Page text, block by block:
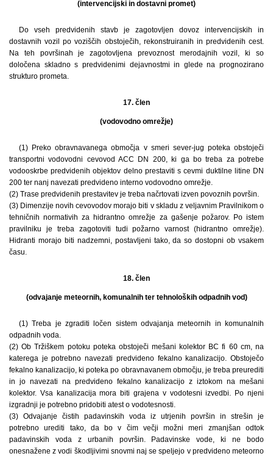
(intervencijski in dostavni promet)
Do vseh predvidenih stavb je zagotovljen dovoz intervencijskih in
dostavnih vozil po voziščih obstoječih, rekonstruiranih in predvidenih cest.
Na teh površinah je zagotovljena prevoznost merodajnih vozil, ki so
določena skladno s predvidenimi dejavnostmi in glede na prognozirano
strukturo prometa.
17. člen
(vodovodno omrežje)
(1) Preko obravnavanega območja v smeri sever-jug poteka obstoječi
transportni vodovodni cevovod ACC DN 200, ki ga bo treba za potrebe
vodooskrbe predvidenih objektov delno prestaviti s cevmi duktilne litine DN
200 ter nanj navezati predvideno interno vodovodno omrežje.
(2) Trase predvidenih prestavitev je treba načrtovati izven povoznih površin.
(3) Dimenzije novih cevovodov morajo biti v skladu z veljavnim Pravilnikom o
tehničnih normativih za hidrantno omrežje za gašenje požarov. Po istem
pravilniku je treba zagotoviti tudi požarno varnost (hidrantno omrežje).
Hidranti morajo biti nadzemni, postavljeni tako, da so dostopni ob vsakem
času.
18. člen
(odvajanje meteornih, komunalnih ter tehnoloških odpadnih vod)
(1) Treba je zgraditi ločen sistem odvajanja meteornih in komunalnih
odpadnih voda.
(2) Ob Tržiškem potoku poteka obstoječi mešani kolektor BC fi 60 cm, na
katerega je potrebno navezati predvideno fekalno kanalizacijo. Obstoječo
fekalno kanalizacijo, ki poteka po obravnavanem območju, je treba preurediti
in jo navezati na predvideno fekalno kanalizacijo z iztokom na mešani
kolektor. Vsa kanalizacija mora biti grajena v vodotesni izvedbi. Po njeni
izgradnji je potrebno pridobiti atest o vodotesnosti.
(3) Odvajanje čistih padavinskih voda iz utrjenih površin in strešin je
potrebno urediti tako, da bo v čim večji možni meri zmanjšan odtok
padavinskih voda z urbanih površin. Padavinske vode, ki ne bodo
onesnažene z vodi škodljivimi snovmi naj se speljejo v predvideno meteorno